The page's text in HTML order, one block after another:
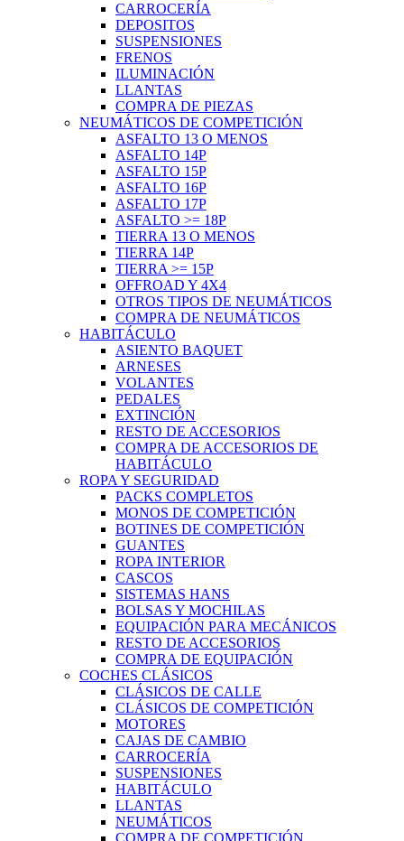
CARROCERÍA
DEPOSITOS
SUSPENSIONES
FRENOS
ILUMINACIÓN
LLANTAS
COMPRA DE PIEZAS
NEUMÁTICOS DE COMPETICIÓN
ASFALTO 13 O MENOS
ASFALTO 14P
ASFALTO 15P
ASFALTO 16P
ASFALTO 17P
ASFALTO >= 18P
TIERRA 13 O MENOS
TIERRA 14P
TIERRA >= 15P
OFFROAD Y 4X4
OTROS TIPOS DE NEUMÁTICOS
COMPRA DE NEUMÁTICOS
HABITÁCULO
ASIENTO BAQUET
ARNESES
VOLANTES
PEDALES
EXTINCIÓN
RESTO DE ACCESORIOS
COMPRA DE ACCESORIOS DE
HABITÁCULO
ROPA Y SEGURIDAD
PACKS COMPLETOS
MONOS DE COMPETICIÓN
BOTINES DE COMPETICIÓN
GUANTES
ROPA INTERIOR
CASCOS
SISTEMAS HANS
BOLSAS Y MOCHILAS
EQUIPACIÓN PARA MECÁNICOS
RESTO DE ACCESORIOS
COMPRA DE EQUIPACIÓN
COCHES CLÁSICOS
CLÁSICOS DE CALLE
CLÁSICOS DE COMPETICIÓN
MOTORES
CAJAS DE CAMBIO
CARROCERÍA
SUSPENSIONES
HABITÁCULO
LLANTAS
NEUMÁTICOS
COMPRA DE COMPETICIÓN